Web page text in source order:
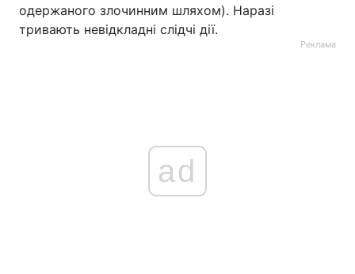
одержаного злочинним шляхом). Наразі
тривають невідкладні слідчі дії.
Реклама
ad